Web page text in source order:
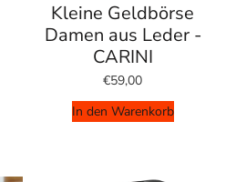
Kleine Geldbörse
Damen aus Leder -
CARINI
€59,00
In den Warenkorb